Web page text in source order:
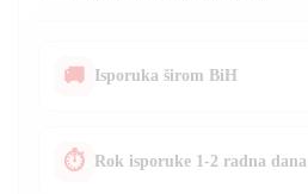
🚚 Isporuka širom BiH
⏱ Rok isporuke 1-2 radna dana